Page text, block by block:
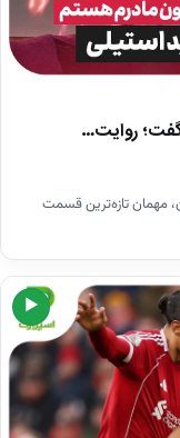
گفت؛ روایت…
مهمان تازه‌ترین قسمت
▶